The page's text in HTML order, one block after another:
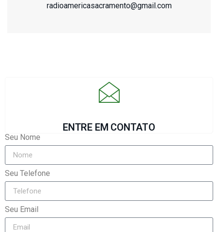
radioamericasacramento@gmail.com
ENTRE EM CONTATO
Seu Nome
Seu Telefone
Seu Email